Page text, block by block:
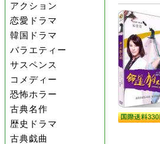
アクション
恋愛ドラマ
韓国ドラマ
バラエティー
サスペンス
コメディー
恐怖ホラー
古典名作
歴史ドラマ
古典戯曲